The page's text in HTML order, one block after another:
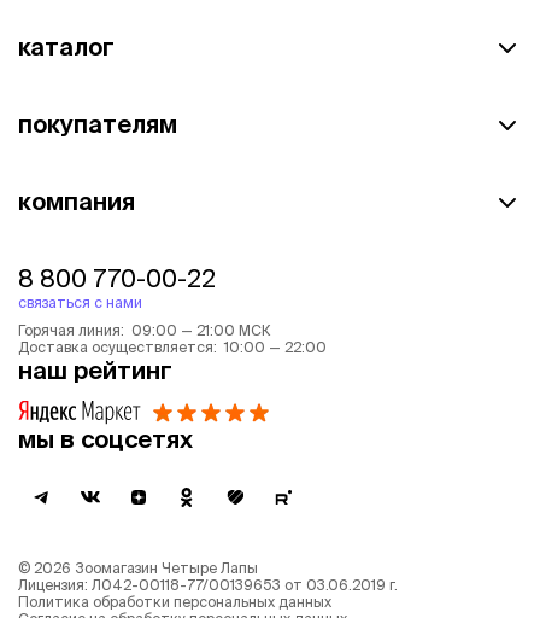
каталог
покупателям
компания
8 800 770-00-22
связаться с нами
Горячая линия: 09:00 — 21:00 МСК
Доставка осуществляется: 10:00 — 22:00
наш рейтинг
мы в соцсетях
© 2026 Зоомагазин Четыре Лапы
Лицензия: Л042-00118-77/00139653 от 03.06.2019 г.
Политика обработки персональных данных